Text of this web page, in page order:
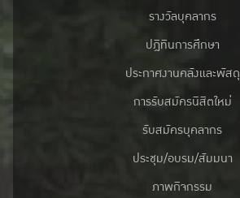
รางวัลบุคลากร
ปฎิทินการศึกษา
ประกาศงานคลังและพัสดุ
การรับสมัครนิสิตใหม่
รับสมัครบุคลากร
ประชุม/อบรม/สัมมนา
ภาพกิจกรรม